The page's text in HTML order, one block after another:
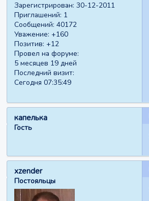
Зарегистрирован: 30-12-2011
Приглашений: 1
Сообщений: 40172
Уважение: +160
Позитив: +12
Провел на форуме:
5 месяцев 19 дней
Последний визит:
Сегодня 07:35:49
капелька
Гость
xzender
Постояльцы